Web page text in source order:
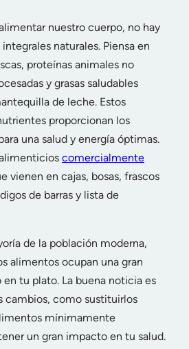
nuestro cuerpo, no hay
naturales. Piensa en
proteínas animales no
y grasas saludables
de leche. Estos
proporcionan los
una salud y energía óptimas.
comercialmente
vienen en cajas, bosas, frascos
de barras y lista de
de la población moderna,
alimentos ocupan una gran
tu plato. La buena noticia es
cambios, como sustituirlos
mínimamente
un gran impacto en tu salud.